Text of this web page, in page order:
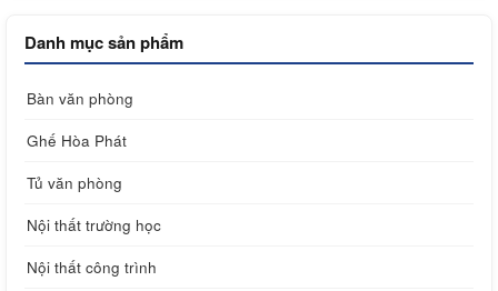
Danh mục sản phẩm
Bàn văn phòng
Ghế Hòa Phát
Tủ văn phòng
Nội thất trường học
Nội thất công trình